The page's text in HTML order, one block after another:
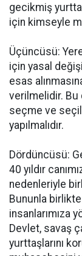
gecikmiş
için kimseyle
Üçüncüsü:
için yasal
esas
verilmelidir. Bu
seçme ve
yapılmalıdır.
Dördüncüsü:
40 yıldır
nedenleriyle
Bununla
insanlarımıza
Devlet, savaş
yurttaşlarını